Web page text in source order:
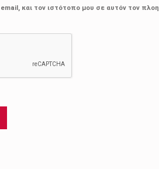
και τον ιστότοπο μου σε αυτόν τον